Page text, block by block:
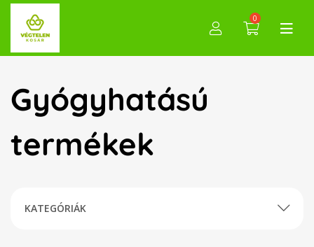
0
Gyógyhatású
termékek
KATEGÓRIÁK